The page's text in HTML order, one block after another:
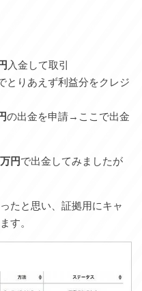
入金して取引
とりあえず利益分をクレジ
の出金を申請→ここで出金
円で出金してみましたが
たと思い、証拠用にキャ
す。